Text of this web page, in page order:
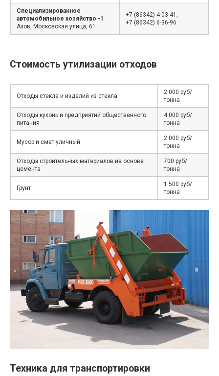
Специализированное
автомобильное хозяйство -1
Азов, Московская улица, 61
+7 (86342) 4-03-41,
+7 (86342) 6-36-96
Стоимость утилизации отходов
Отходы стекла и изделий из стекла
2 000 руб/
тонна
Отходы кухонь и предприятий общественного
питания
4 000 руб/
тонна
Мусор и смет уличный
2 000 руб/
тонна
Отходы строительных материалов на основе
цемента
700 руб/
тонна
Грунт
1 500 руб/
тонна
Техника для транспортировки